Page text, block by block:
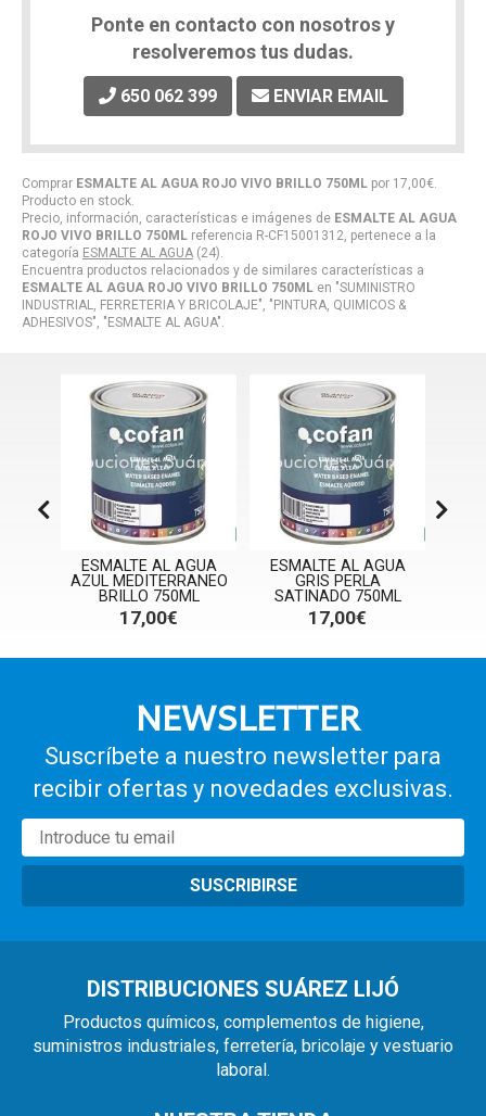
Comprar ESMALTE AL AGUA ROJO VIVO BRILLO 750ML por 17,00€.
Producto en stock.
Precio, información, características e imágenes de ESMALTE AL AGUA
ROJO VIVO BRILLO 750ML referencia R-CF15001312, pertenece a la
categoría ESMALTE AL AGUA (24).
Encuentra productos relacionados y de similares características a
ESMALTE AL AGUA ROJO VIVO BRILLO 750ML en "SUMINISTRO
INDUSTRIAL, FERRETERIA Y BRICOLAJE", "PINTURA, QUIMICOS &
ADHESIVOS", "ESMALTE AL AGUA".
Ponte en contacto con nosotros y
resolveremos tus dudas.
650 062 399 ENVIAR EMAIL
ESMALTE AL AGUA
AZUL MEDITERRANEO
BRILLO 750ML
17,00€
ESMALTE AL AGUA
GRIS PERLA
SATINADO 750ML
17,00€
NEWSLETTER
Suscríbete a nuestro newsletter para
recibir ofertas y novedades exclusivas.
SUSCRIBIRSE
DISTRIBUCIONES SUÁREZ LIJÓ
Productos químicos, complementos de higiene,
suministros industriales, ferretería, bricolaje y vestuario
laboral.